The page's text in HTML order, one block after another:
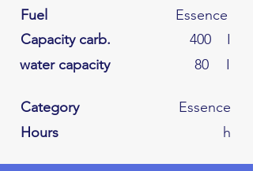
Fuel
Essence
Capacity carb.
400
I
water capacity
80 I
Category
Essence
Hours
h